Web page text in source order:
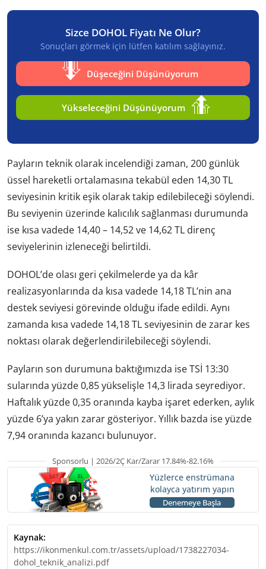
Sizce DOHOL Fiyatı Ne Olur?
Sonuçları görmek için lütfen katılım sağlayınız.
Düşeceğini Düşünüyorum
Yükseleceğini Düşünüyorum
Payların teknik olarak incelendiği zaman, 200 günlük
üssel hareketli ortalamasına tekabül eden 14,30 TL
seviyesinin kritik eşik olarak takip edilebileceği söylendi.
Bu seviyenin üzerinde kalıcılık sağlanması durumunda
ise kısa vadede 14,40 – 14,52 ve 14,62 TL direnç
seviyelerinin izleneceği belirtildi.
DOHOL’de olası geri çekilmelerde ya da kâr
realizasyonlarında da kısa vadede 14,18 TL’nin ana
destek seviyesi görevinde olduğu ifade edildi. Aynı
zamanda kısa vadede 14,18 TL seviyesinin de zarar kes
noktası olarak değerlendirilebileceği söylendi.
Payların son durumuna baktığımızda ise TSİ 13:30
sularında yüzde 0,85 yükselişle 14,3 lirada seyrediyor.
Haftalık yüzde 0,35 oranında kayba işaret ederken, aylık
yüzde 6’ya yakın zarar gösteriyor. Yıllık bazda ise yüzde
7,94 oranında kazancı bulunuyor.
Sponsorlu | 2026/2Ç Kar/Zarar 17.84%-82.16%
Yüzlerce enstrümana
kolayca yatırım yapın
Denemeye Başla
Kaynak:
https://ikonmenkul.com.tr/assets/upload/1738227034-
dohol_teknik_analizi.pdf